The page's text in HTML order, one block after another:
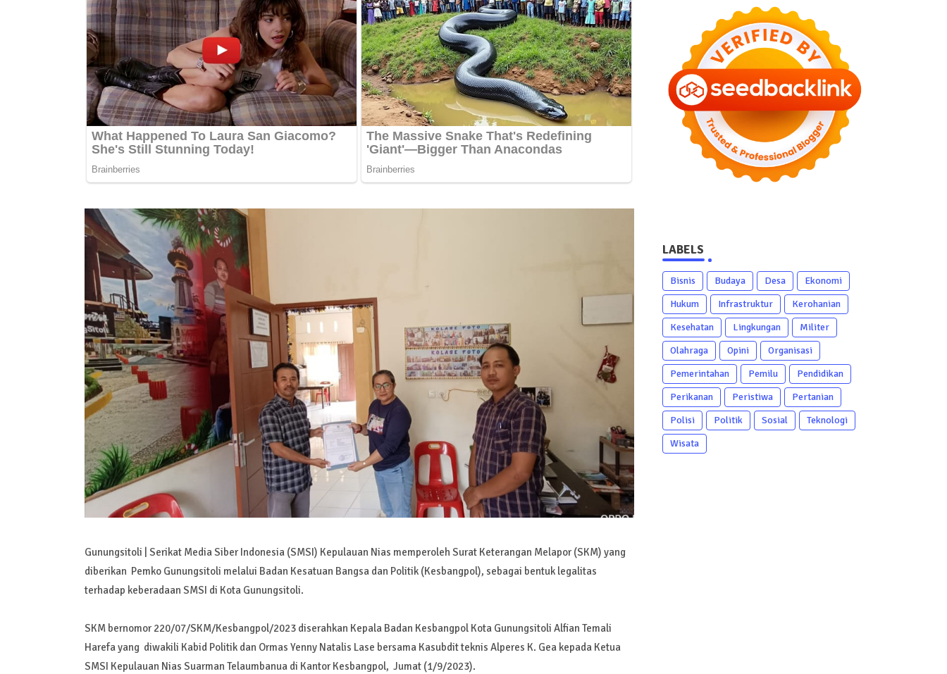
Gunungsitoli | Serikat Media Siber Indonesia (SMSI) Kepulauan Nias memperoleh Surat Keterangan Melapor (SKM) yang
diberikan Pemko Gunungsitoli melalui Badan Kesatuan Bangsa dan Politik (Kesbangpol), sebagai bentuk legalitas
terhadap keberadaan SMSI di Kota Gunungsitoli.
SKM bernomor 220/07/SKM/Kesbangpol/2023 diserahkan Kepala Badan Kesbangpol Kota Gunungsitoli Alfian Temali
Harefa yang diwakili Kabid Politik dan Ormas Yenny Natalis Lase bersama Kasubdit teknis Alperes K. Gea kepada Ketua
SMSI Kepulauan Nias Suarman Telaumbanua di Kantor Kesbangpol, Jumat (1/9/2023).
LABELS
Bisnis Budaya Desa
Ekonomi
Hukum
Infrastruktur
Kerohanian
Kesehatan
Lingkungan
Militer
Olahraga
Opini
Organisasi
Pemerintahan
Pemilu
Pendidikan
Perikanan
Peristiwa
Pertanian
Polisi
Politik Sosial
Teknologi
Wisata